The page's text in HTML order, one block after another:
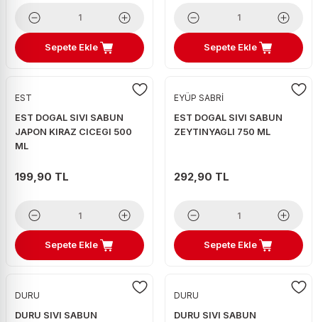
Sepete Ekle Sepete Ekle
EST
EST DOGAL SIVI SABUN
JAPON KIRAZ CICEGI 500
ML
199,90 TL
Sepete Ekle
EYÜP SABRİ
EST DOGAL SIVI SABUN
ZEYTINYAGLI 750 ML
292,90 TL
Sepete Ekle
DURU
DURU SIVI SABUN
DURU
DURU SIVI SABUN